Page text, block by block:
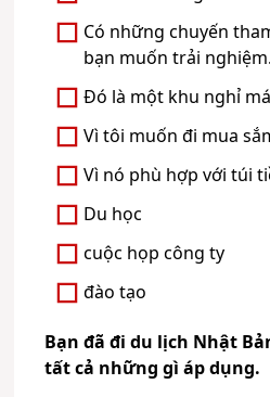
Có những chuyến
bạn muốn trải nghiệm.
Đó là một khu nghỉ
Vì tôi muốn đi mua
Vì nó phù hợp với túi
Du học
cuộc họp công ty
đào tạo
Bạn đã đi du lịch Nhật
tất cả những gì áp dụng.